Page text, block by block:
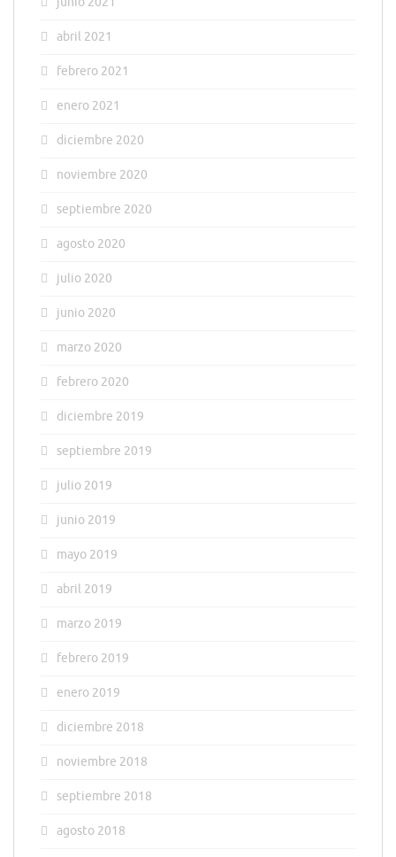
abril 2021
febrero 2021
enero 2021
diciembre 2020
noviembre 2020
septiembre 2020
agosto 2020
julio 2020
junio 2020
marzo 2020
febrero 2020
diciembre 2019
septiembre 2019
julio 2019
junio 2019
mayo 2019
abril 2019
marzo 2019
febrero 2019
enero 2019
diciembre 2018
noviembre 2018
septiembre 2018
agosto 2018